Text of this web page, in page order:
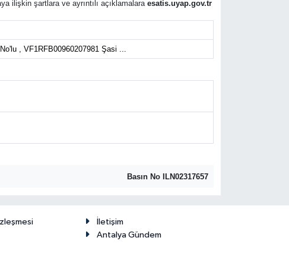
ilişkin şartlara ve ayrıntılı açıklamalaraesatis.uyap.gov.tr
, VF1RFB00960207981 Şasi ...
Basın No ILN02317657
İletişim
Antalya Gündem